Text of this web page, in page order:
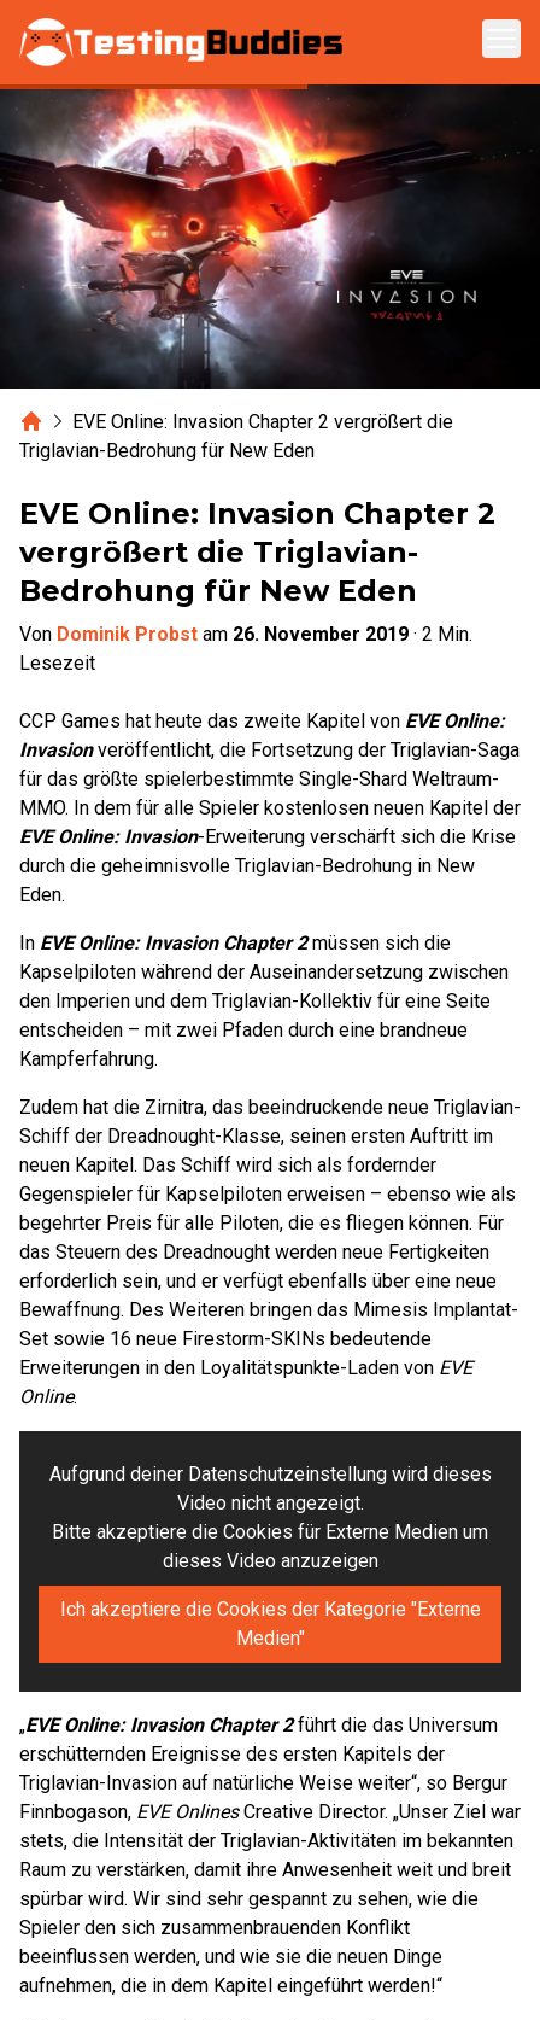
Zum Hauptinhalt springen
HomeEVE Online: Invasion Chapter 2 vergrößert die
Triglavian-Bedrohung für New Eden
EVE Online: Invasion Chapter 2
vergrößert die Triglavian-
Bedrohung für New Eden
Von Dominik Probst am 26. November 2019 · 2 Min.
Lesezeit
CCP Games hat heute das zweite Kapitel von EVE Online:
Invasionveröffentlicht, die Fortsetzung der Triglavian-Saga
für das größte spielerbestimmte Single-Shard Weltraum-
MMO. In dem für alle Spieler kostenlosen neuen Kapitel der
EVE Online: Invasion-Erweiterung verschärft sich die Krise
durch die geheimnisvolle Triglavian-Bedrohung in New
Eden.
In EVE Online: Invasion Chapter 2müssen sich die
Kapselpiloten während der Auseinandersetzung zwischen
den Imperien und dem Triglavian-Kollektiv für eine Seite
entscheiden – mit zwei Pfaden durch eine brandneue
Kampferfahrung.
Zudem hat die Zirnitra, das beeindruckende neue Triglavian-
Schiff der Dreadnought-Klasse, seinen ersten Auftritt im
neuen Kapitel. Das Schiff wird sich als fordernder
Gegenspieler für Kapselpiloten erweisen – ebenso wie als
begehrter Preis für alle Piloten, die es fliegen können. Für
das Steuern des Dreadnought werden neue Fertigkeiten
erforderlich sein, und er verfügt ebenfalls über eine neue
Bewaffnung. Des Weiteren bringen das Mimesis Implantat-
Set sowie 16 neue Firestorm-SKINs bedeutende
Erweiterungen in den Loyalitätspunkte-Laden von EVE
Online.
Aufgrund deiner Datenschutzeinstellung wird dieses
Video nicht angezeigt.
Bitte akzeptiere die Cookies für Externe Medien um
dieses Video anzuzeigen
Ich akzeptiere die Cookies der Kategorie "Externe
Medien"
„EVE Online: Invasion Chapter 2führt die das Universum
erschütternden Ereignisse des ersten Kapitels der
Triglavian-Invasion auf natürliche Weise weiter“, so Bergur
Finnbogason, EVE OnlinesCreative Director. „Unser Ziel war
stets, die Intensität der Triglavian-Aktivitäten im bekannten
Raum zu verstärken, damit ihre Anwesenheit weit und breit
spürbar wird. Wir sind sehr gespannt zu sehen, wie die
Spieler den sich zusammenbrauenden Konflikt
beeinflussen werden, und wie sie die neuen Dinge
aufnehmen, die in dem Kapitel eingeführt werden!“